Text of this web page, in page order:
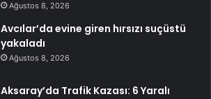
Ağustos 8, 2026
Avcılar’da evine giren hırsızı suçüstü
yakaladı
Ağustos 8, 2026
Aksaray’da Trafik Kazası: 6 Yaralı